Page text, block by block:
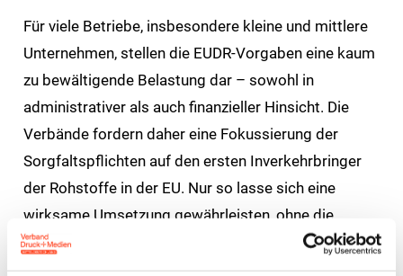
Für viele Betriebe, insbesondere kleine und mittlere
Unternehmen, stellen die EUDR-Vorgaben eine kaum
zu bewältigende Belastung dar – sowohl in
administrativer als auch finanzieller Hinsicht. Die
Verbände fordern daher eine Fokussierung der
Sorgfaltspflichten auf den ersten Inverkehrbringer
der Rohstoffe in der EU. Nur so lasse sich eine
wirksame Umsetzung gewährleisten, ohne die
nachgelagerte Lieferkette über Gebühr zu belasten.